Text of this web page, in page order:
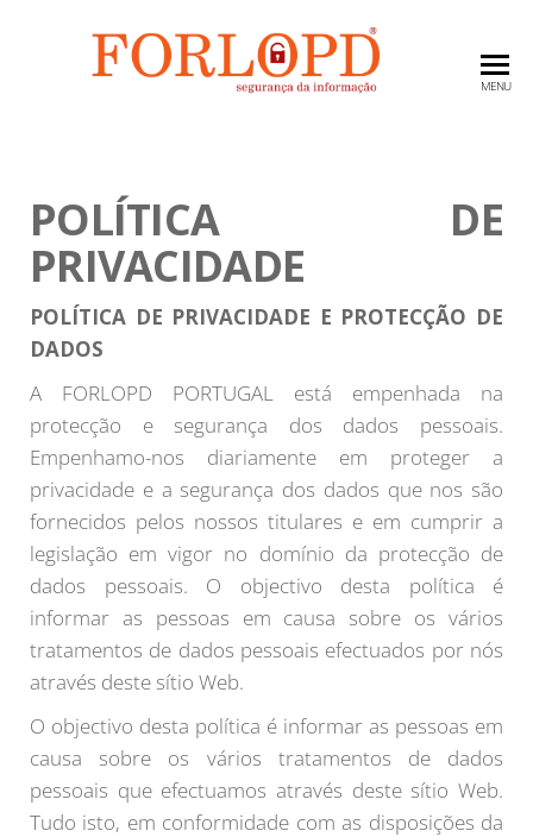
Seguridad
MENU
POLÍTICA DE
PRIVACIDADE
POLÍTICA DE PRIVACIDADE E PROTECÇÃO DE
DADOS
A FORLOPD PORTUGAL está empenhada na
protecção e segurança dos dados pessoais.
Empenhamo-nos diariamente em proteger a
privacidade e a segurança dos dados que nos são
fornecidos pelos nossos titulares e em cumprir a
legislação em vigor no domínio da protecção de
dados pessoais. O objectivo desta política é
informar as pessoas em causa sobre os vários
tratamentos de dados pessoais efectuados por nós
através deste sítio Web.
O objectivo desta política é informar as pessoas em
causa sobre os vários tratamentos de dados
pessoais que efectuamos através deste sítio Web.
Tudo isto, em conformidade com as disposições da